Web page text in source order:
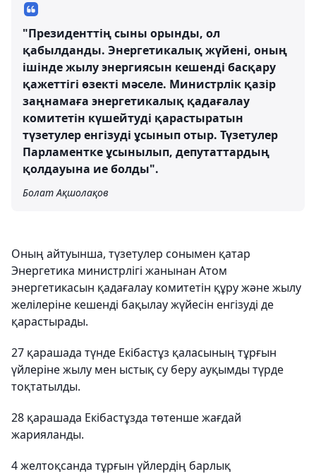
"Президенттің сыны орынды, ол
қабылданды. Энергетикалық жүйені, оның
ішінде жылу энергиясын кешенді басқару
қажеттігі өзекті мәселе. Министрлік қазір
заңнамаға энергетикалық қадағалау
комитетін күшейтуді қарастыратын
түзетулер енгізуді ұсынып отыр. Түзетулер
Парламентке ұсынылып, депутаттардың
қолдауына ие болды".
Болат Ақшолақов
Оның айтуынша, түзетулер сонымен қатар
Энергетика министрлігі жанынан Атом
энергетикасын қадағалау комитетін құру және жылу
желілеріне кешенді бақылау жүйесін енгізуді де
қарастырады.
27 қарашада түнде Екібастұз қаласының тұрғын
үйлеріне жылу мен ыстық су беру ауқымды түрде
тоқтатылды.
28 қарашада Екібастұзда төтенше жағдай
жарияланды.
4 желтоқсанда тұрғын үйлердің барлық